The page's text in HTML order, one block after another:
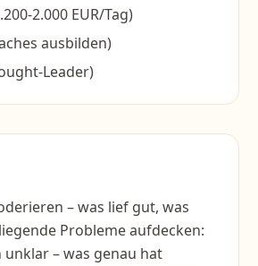
2.000 EUR/Tag)
ausbilden)
Leader)
– was lief gut, was
Probleme aufdecken:
– was genau hat